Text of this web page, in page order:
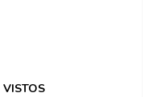
VISTOS